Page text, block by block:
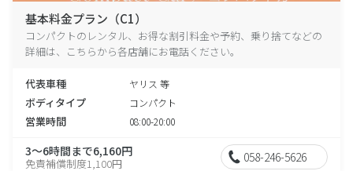
基本料金プラン（C1）
コンパクトのレンタル、お得な割引料金や予約、乗り捨てなどの
詳細は、こちらから各店舗にお電話ください。
代表車種 ヤリス 等
ボディタイプ コンパクト
営業時間 08:00-20:00
3～6時間まで6,160円
免責補償制度1,100円 058-246-5626